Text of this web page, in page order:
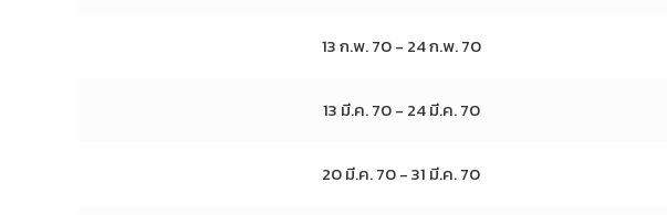
13 ก.พ. 70 - 24 ก.พ. 70
13 มี.ค. 70 - 24 มี.ค. 70
20 มี.ค. 70 - 31 มี.ค. 70